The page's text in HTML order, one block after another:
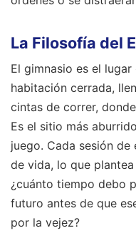
La Filosofía del
El gimnasio es el
habitación cerrada,
cintas de correr,
Es el sitio más
juego. Cada sesión
de vida, lo que
¿cuánto tiempo debo
futuro antes de que
por la vejez?